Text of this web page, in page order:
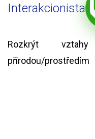
Interakcionista
Rozkrýt
přírodou/prostředím